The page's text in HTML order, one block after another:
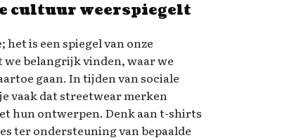
cultuur weerspiegelt
is een spiegel van onze
we belangrijk vinden, waar we
gaan. In tijden van sociale
vaak dat streetwear merken
hun ontwerpen. Denk aan t-shirts
ter ondersteuning van bepaalde